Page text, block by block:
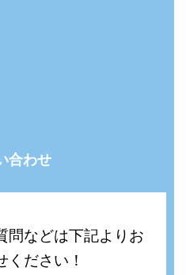
合わせ
問などは下記よりお
ください！